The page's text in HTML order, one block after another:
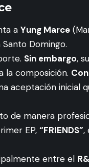
a Yung Marce
Santo Domingo.
Sin embargo,
la composición.
aceptación inicial
de manera
EP, “FRIENDS”,
entre el